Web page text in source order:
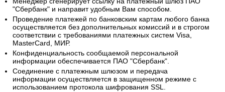
"Сбербанк" и направит удобным Вам способом.
Проведение платежей по банковским картам любого банка
осуществляется без дополнительных комиссий и в строгом
соответствии с требованиями платежных систем Visa,
MasterCard, МИР.
Конфиденциальность сообщаемой персональной
информации обеспечивается ПАО "Сбербанк".
Соединение с платежным шлюзом и передача
информации осуществляется в защищенном режиме с
использованием протокола шифрования SSL.